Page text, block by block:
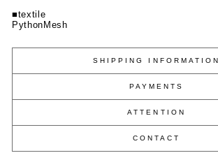
■textile
PythonMesh
SHIPPING INFORMATION
PAYMENTS
ATTENTION
CONTACT